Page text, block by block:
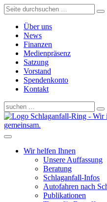
Über uns
News
Finanzen
Medienpräsenz
Satzung
Vorstand
Spendenkonto
Kontakt
Schlaganfall-Ring - Wir
gemeinsam.
Wir helfen Ihnen
Unsere Auffassung
Beratung
Schlaganfall-Infos
Autofahren nach
Publikationen